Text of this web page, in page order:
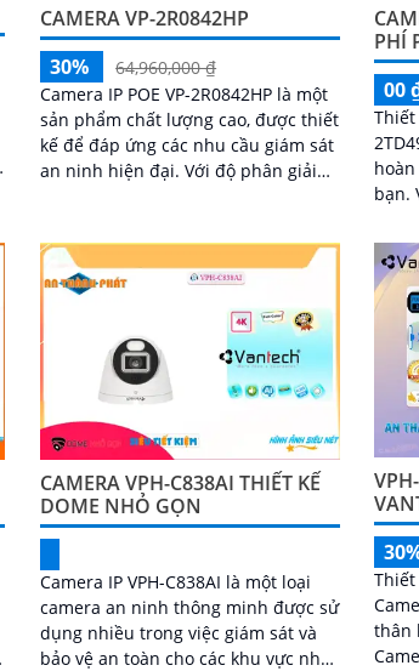
CAMERA VP-2R0842HP
30%
64,960,000 ₫
Camera IP POE VP-2R0842HP là một
sản phẩm chất lượng cao, được thiết
kế để đáp ứng các nhu cầu giám sát
an ninh hiện đại. Với độ phân giải
sát mọi sự kiện một cách rõ ràng
PHÍ
00
Thiết
bạn. Với CMOS Màu sắc đẹp, nó
ngày
hồng
CAMERA VPH-C838AI THIẾT KẾ
DOME NHỎ GỌN
Camera IP VPH-C838AI là một loại
camera an ninh thông minh được sử
dụng nhiều trong việc giám sát và
bảo vệ an toàn cho các khu vực như
Thiết
thân